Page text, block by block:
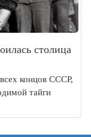
столица
концов СССР,
тайги